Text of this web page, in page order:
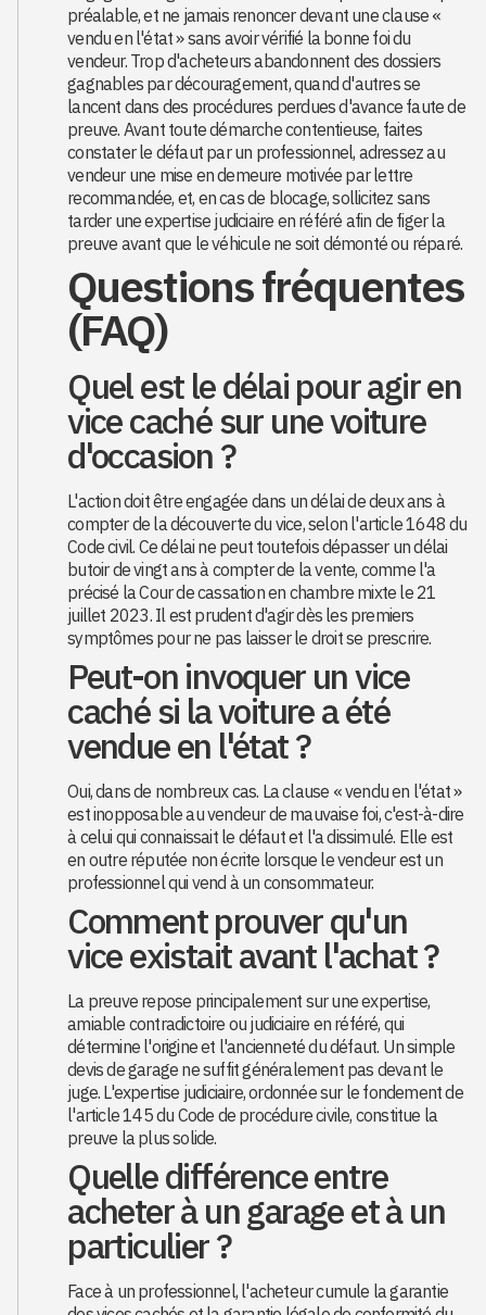
préalable, et ne jamais renoncer devant une clause «
vendu en l'état » sans avoir vérifié la bonne foi du
vendeur. Trop d'acheteurs abandonnent des dossiers
gagnables par découragement, quand d'autres se
lancent dans des procédures perdues d'avance faute de
preuve. Avant toute démarche contentieuse, faites
constater le défaut par un professionnel, adressez au
vendeur une mise en demeure motivée par lettre
recommandée, et, en cas de blocage, sollicitez sans
tarder une expertise judiciaire en référé afin de figer la
preuve avant que le véhicule ne soit démonté ou réparé.
Questions fréquentes
(FAQ)
Quel est le délai pour agir en
vice caché sur une voiture
d'occasion ?
L'action doit être engagée dans un délai de deux ans à
compter de la découverte du vice, selon l'article 1648 du
Code civil. Ce délai ne peut toutefois dépasser un délai
butoir de vingt ans à compter de la vente, comme l'a
précisé la Cour de cassation en chambre mixte le 21
juillet 2023. Il est prudent d'agir dès les premiers
symptômes pour ne pas laisser le droit se prescrire.
Peut-on invoquer un vice
caché si la voiture a été
vendue en l'état ?
Oui, dans de nombreux cas. La clause « vendu en l'état »
est inopposable au vendeur de mauvaise foi, c'est-à-dire
à celui qui connaissait le défaut et l'a dissimulé. Elle est
en outre réputée non écrite lorsque le vendeur est un
professionnel qui vend à un consommateur.
Comment prouver qu'un
vice existait avant l'achat ?
La preuve repose principalement sur une expertise,
amiable contradictoire ou judiciaire en référé, qui
détermine l'origine et l'ancienneté du défaut. Un simple
devis de garage ne suffit généralement pas devant le
juge. L'expertise judiciaire, ordonnée sur le fondement de
l'article 145 du Code de procédure civile, constitue la
preuve la plus solide.
Quelle différence entre
acheter à un garage et à un
particulier ?
Face à un professionnel, l'acheteur cumule la garantie